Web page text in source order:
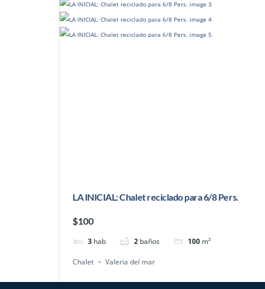
LA INICIAL: Chalet reciclado para 6/8 Pers.
$100
3 hab 2 baños 100 m²
Chalet Valeria del mar